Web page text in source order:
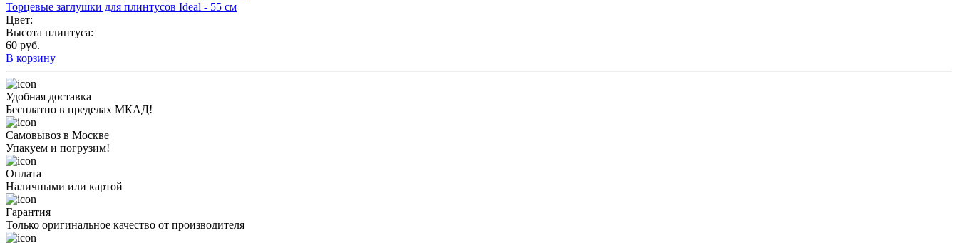
Торцевые заглушки для плинтусов Ideal - 55 см
Цвет:
Высота плинтуса:
60 руб.
В корзину
Удобная доставка
Бесплатно в пределах МКАД!
Самовывоз в Москве
Упакуем и погрузим!
Оплата
Наличными или картой
Гарантия
Только оригинальное качество от производителя